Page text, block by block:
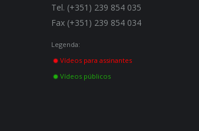
Tel. (+351) 239 854 035
Fax (+351) 239 854 034
Legenda:
Vídeos para assinantes
Vídeos públicos